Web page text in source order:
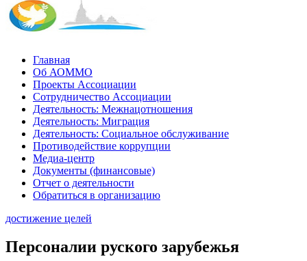
Главная
Об АОММО
Проекты Ассоциации
Сотрудничество Ассоциации
Деятельность: Межнацотношения
Деятельность: Миграция
Деятельность: Социальное обслуживание
Противодействие коррупции
Медиа-центр
Документы (финансовые)
Отчет о деятельности
Обратиться в организацию
достижение целей
Персоналии руского зарубежья